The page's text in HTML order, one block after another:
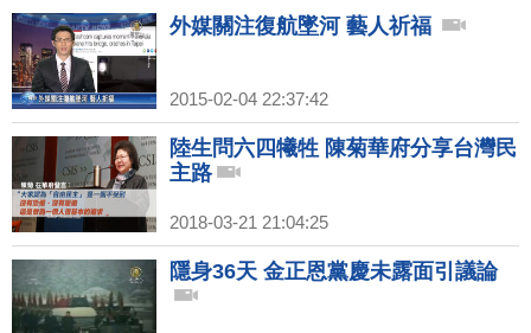
外媒關注復航墜河 藝人祈福
2015-02-04 22:37:42
陸生問六四犧牲 陳菊華府分享台灣民
主路
2018-03-21 21:04:25
隱身36天 金正恩黨慶未露面引議論